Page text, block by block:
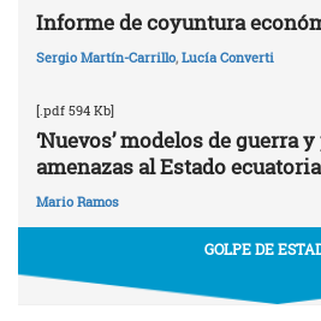
Informe de coyuntura
Sergio Martín-Carrillo, Lucía Converti
[.pdf 594 Kb]
‘Nuevos’ modelos de guerra
amenazas al Estado
Mario Ramos
GOLPE DE